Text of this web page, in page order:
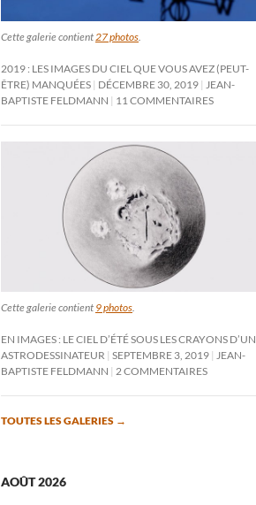
Cette galerie contient27 photos.
2019 : LES IMAGES DU CIEL QUE VOUS AVEZ (PEUT-
ÊTRE) MANQUÉES DÉCEMBRE 30, 2019 JEAN-
BAPTISTE FELDMANN
11 COMMENTAIRES
Cette galerie contient 9 photos
EN IMAGES : LE CIEL D’ÉTÉ SOUS LES CRAYONS D’UN
ASTRODESSINATEUR SEPTEMBRE 3, 2019
JEAN-
BAPTISTE FELDMANN
2 COMMENTAIRES
TOUTES LES GALERIES →
AOÛT 2026